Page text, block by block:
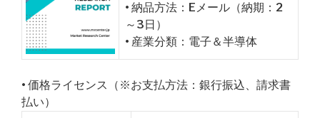
• 納品方法：Eメール（納期：2
～3日）
• 産業分類：電子＆半導体
• 価格ライセンス（※お支払方法：銀行振込、請求書
払い）